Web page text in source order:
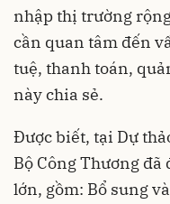
nhập thị trường
cần quan tâm đến
tuệ, thanh toán,
này chia sẻ.
Được biết, tại Dự
Bộ Công Thương
lớn, gồm: Bổ sung